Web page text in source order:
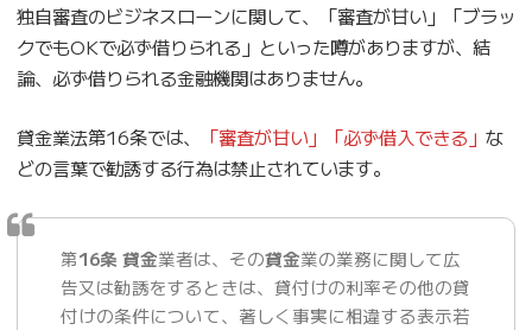
独自審査のビジネスローンに関して、「審査が甘い」「ブラッ
クでもOKで必ず借りられる」といった噂がありますが、結
論、必ず借りられる金融機関はありません。
貸金業法第16条では、 「審査が甘い」「必ず借入できる」 な
どの言葉で勧誘する行為は禁止されています。
第16条 貸金業者は、その貸金業の業務に関して広
告又は勧誘をするときは、貸付けの利率その他の貸
付けの条件について、著しく事実に相違する表示若